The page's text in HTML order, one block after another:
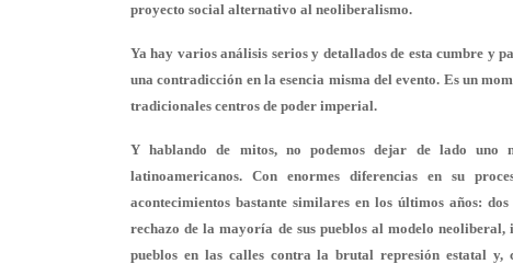
proyecto social alternativo al neoliberalismo.
Ya hay varios análisis serios y detallados de esta cumbre y
una contradicción en la esencia misma del evento. Es un
tradicionales centros de poder imperial.
Y hablando de mitos, no podemos dejar de lado
latinoamericanos. Con enormes diferencias en su
acontecimientos bastante similares en los últimos años:
rechazo de la mayoría de sus pueblos al modelo
pueblos en las calles contra la brutal represión estatal y,